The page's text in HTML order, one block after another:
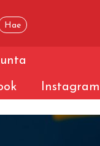
Instagram